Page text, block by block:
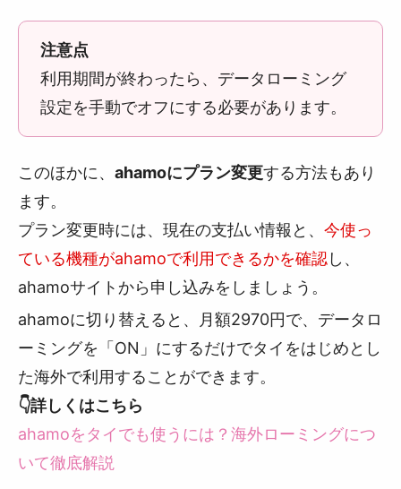
注意点
利用期間が終わったら、データローミング
設定を手動でオフにする必要があります。
このほかに、 ahamoにプラン変更する方法もあり
ます。
プラン変更時には、現在の支払い情報と、 今使っ
ている機種がahamoで利用できるかを確認し、
ahamoサイトから申し込みをしましょう。
ahamoに切り替えると、月額2970円で、データロ
ーミングを「ON」にするだけでタイをはじめとし
た海外で利用することができます。
👇詳しくはこちら
ahamoをタイでも使うには？海外ローミングにつ
いて徹底解説